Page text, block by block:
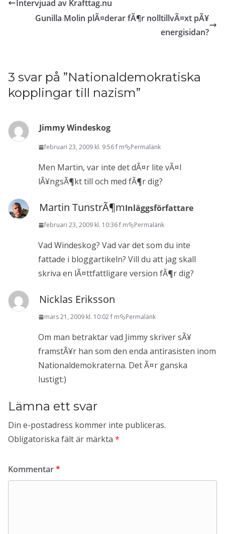
Intervjuad av Krafttag.nu
Gunilla Molin plÃ¤derar fÃ¶r nolltillvÃ¤xt pÃ¥
energisidan?
3 svar på ”Nationaldemokratiska
kopplingar till nazism”
Jimmy Windeskog
februari 23, 2009 kl. 9:56 f m Permalänk
Men Martin, var inte det dÃ¤r lite vÃ¤l
lÃ¥ngsÃ¶kt till och med fÃ¶r dig?
Martin TunstrÃ¶mInläggsförfattare
februari 23, 2009 kl. 10:36 f m Permalänk
Vad Windeskog? Vad var det som du inte
fattade i bloggartikeln? Vill du att jag skall
skriva en lÃ¤ttfattligare version fÃ¶r dig?
Nicklas Eriksson
mars 21, 2009 kl. 10:02 f m Permalänk
Om man betraktar vad Jimmy skriver sÃ¥
framstÃ¥r han som den enda antirasisten inom
Nationaldemokraterna. Det Ã¤r ganska
lustigt:)
Lämna ett svar
Din e-postadress kommer inte publiceras.
Obligatoriska fält är märkta *
Kommentar*